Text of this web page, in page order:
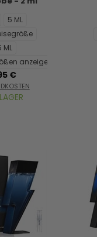
5 ML
ML
anzeigen...
€